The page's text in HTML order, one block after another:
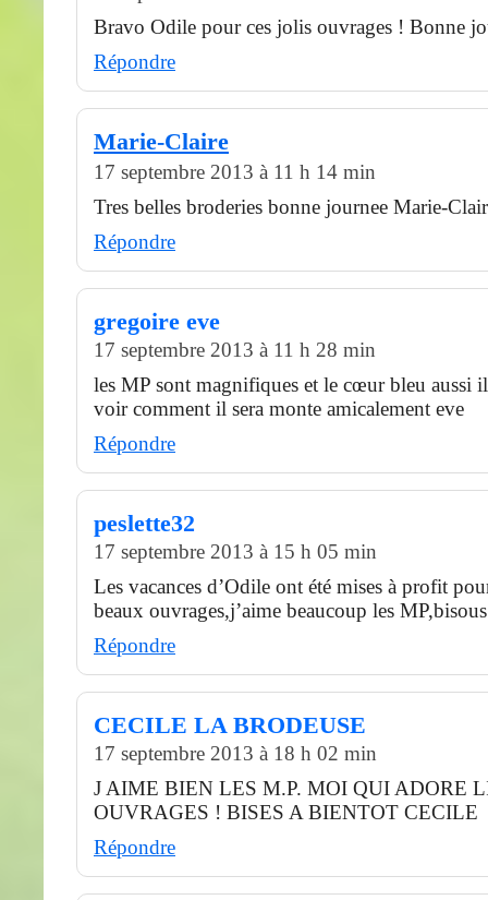
Bravo Odile pour ces jolis ouvrages ! Bonne
Répondre
Marie-Claire
17 septembre 2013 à 11 h 14 min
Tres belles broderies bonne journee Marie-
Répondre
gregoire eve
17 septembre 2013 à 11 h 28 min
les MP sont magnifiques et le cœur bleu aussi
voir comment il sera monte amicalement eve
Répondre
peslette32
17 septembre 2013 à 15 h 05 min
Les vacances d’Odile ont été mises à profit
beaux ouvrages,j’aime beaucoup les
Répondre
CECILE LA BRODEUSE
17 septembre 2013 à 18 h 02 min
J AIME BIEN LES M.P. MOI QUI ADORE
OUVRAGES ! BISES A BIENTOT CECILE
Répondre